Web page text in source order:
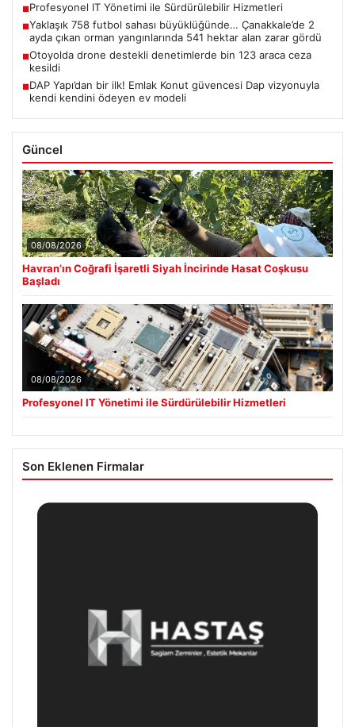
■Profesyonel IT Yönetimi ile Sürdürülebilir Hizmetleri
■Yaklaşık 758 futbol sahası büyüklüğünde… Çanakkale’de 2
ayda çıkan orman yangınlarında 541 hektar alan zarar gördü
■Otoyolda drone destekli denetimlerde bin 123 araca ceza
kesildi
■DAP Yapı’dan bir ilk! Emlak Konut güvencesi Dap vizyonuyla
kendi kendini ödeyen ev modeli
Güncel
08/08/2026
Havran’ın Coğrafi İşaretli Siyah İncirinde Hasat Coşkusu
Başladı
08/08/2026
Profesyonel IT Yönetimi ile Sürdürülebilir Hizmetleri
Son Eklenen Firmalar